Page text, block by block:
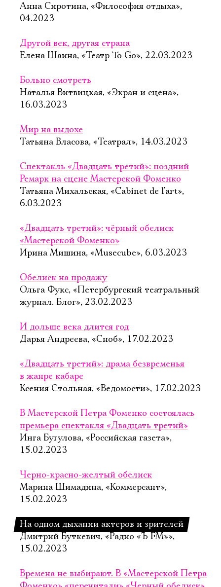
Анна Сиротина, «Философия отдыха»,
04.2023
Другой век, другая страна
Елена Шаина, «Театр To Go», 22.03.2023
Больно смотреть
Наталья Витвицкая, «Экран и сцена»,
16.03.2023
Мир на выдохе
Татьяна Власова, «Театрал», 14.03.2023
Спектакль «Двадцать третий»: поздний
Ремарк на сцене Мастерской Фоменко
Татьяна Михальская, «Cabinet de l'art»,
6.03.2023
«Двадцать третий»: чёрный обелиск
«Мастерской Фоменко»
Ирина Мишина, «Musecube», 6.03.2023
Обелиск на продажу
Ольга Фукс, «Петербургский театральный
журнал. Блог», 23.02.2023
И дольше века длится год
Дарья Андреева, «Сноб», 17.02.2023
«Двадцать третий»: драма безвременья
в жанре кабаре
Ксения Стольная, «Ведомости», 17.02.2023
В Мастерской Петра Фоменко состоялась
премьера спектакля «Двадцать третий»
Инга Бугулова, «Российская газета»,
15.02.2023
Черно-красно-желтый обелиск
Марина Шимадина, «Коммерсант»,
15.02.2023
На одном дыхании актеров и зрителей
Дмитрий Буткевич, «Радио «Ъ FM»»,
15.02.2023
Времена не выбирают. В «Мастерской Петра